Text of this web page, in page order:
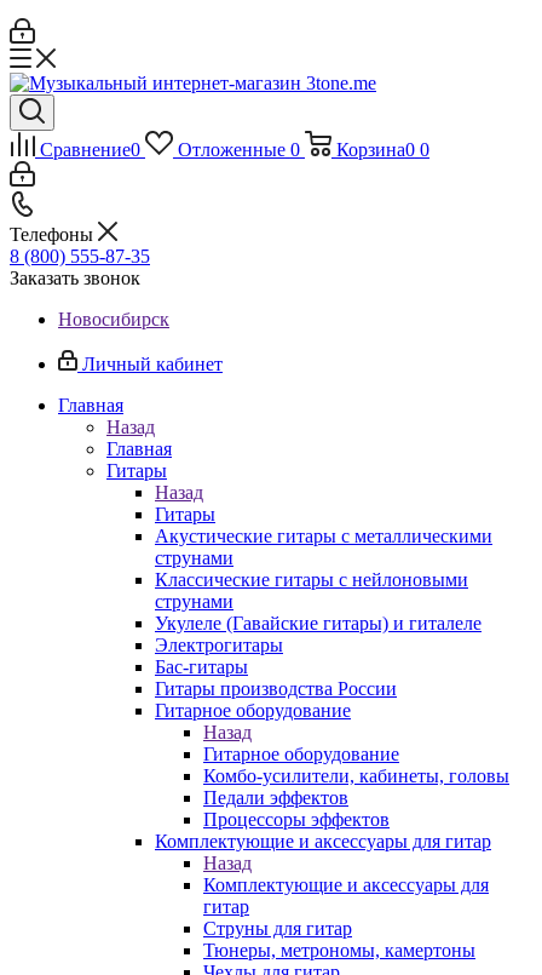
Сравнение0 Отложенные 0 Корзина0 0
Телефоны
8 (800) 555-87-35
Заказать звонок
Новосибирск
Личный кабинет
Главная
Назад
Главная
Гитары
Назад
Гитары
Акустические гитары с металлическими
струнами
Классические гитары с нейлоновыми
струнами
Укулеле (Гавайские гитары) и гиталеле
Электрогитары
Бас-гитары
Гитары производства России
Гитарное оборудование
Назад
Гитарное оборудование
Комбо-усилители, кабинеты, головы
Педали эффектов
Процессоры эффектов
Комплектующие и аксессуары для гитар
Назад
Комплектующие и аксессуары для
гитар
Струны для гитар
Тюнеры, метрономы, камертоны